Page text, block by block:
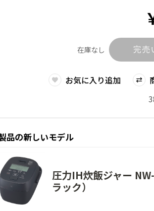
在庫なし 完売
お気に入り追加
品の新しいモデル
圧力IH炊飯ジャー
ラック）